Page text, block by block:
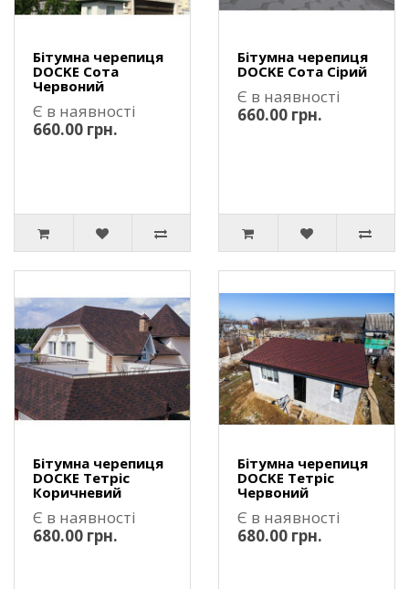
Бітумна черепиця
DOCKE Сота
Червоний
Є в наявності
660.00 грн.
Бітумна черепиця
DOCKE Сота Сірий
Є в наявності
660.00 грн.
Бітумна черепиця
DOCKE Тетріс
Коричневий
Є в наявності
680.00 грн.
Бітумна черепиця
DOCKE Тетріс
Червоний
Є в наявності
680.00 грн.